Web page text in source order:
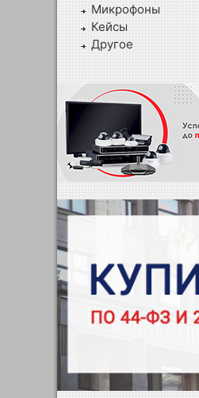
Микрофоны
Кейсы
Другое